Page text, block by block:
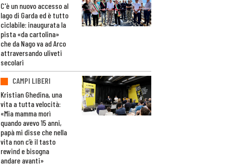
C'è un nuovo accesso al
lago di Garda ed è tutto
ciclabile: inaugurata la
pista «da cartolina»
che da Nago va ad Arco
attraversando uliveti
secolari
CAMPI LIBERI
Kristian Ghedina, una
vita a tutta velocità:
«Mia mamma morì
quando avevo 15 anni,
papà mi disse che nella
vita non c’è il tasto
rewind e bisogna
andare avanti»